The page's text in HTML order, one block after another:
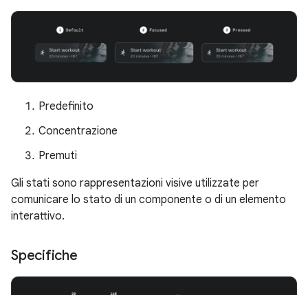
Predefinito
Concentrazione
Premuti
Gli stati sono rappresentazioni visive utilizzate per
comunicare lo stato di un componente o di un elemento
interattivo.
Specifiche